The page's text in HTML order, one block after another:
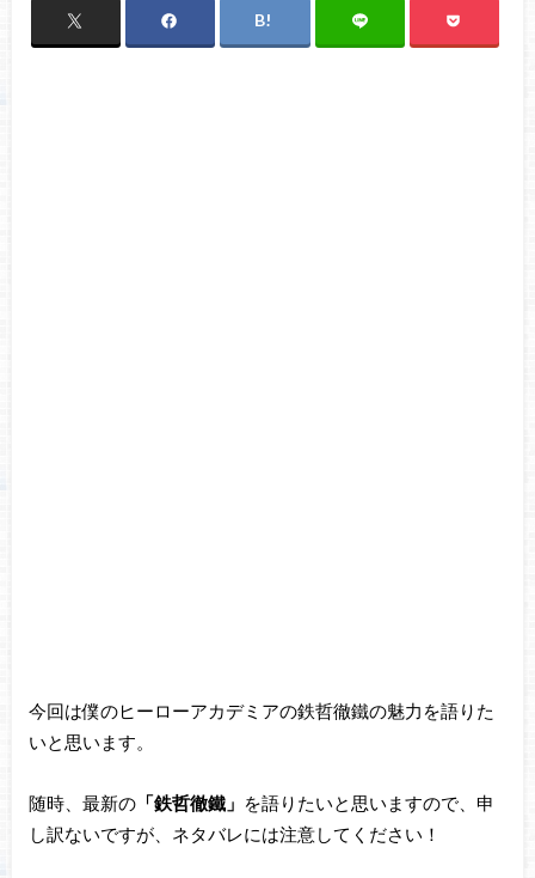
今回は僕のヒーローアカデミアの鉄哲徹鐵の魅力を語りた
いと思います。
随時、最新の「鉄哲徹鐵」 を語りたいと思いますので、申
し訳ないですが、ネタバレには注意してください！